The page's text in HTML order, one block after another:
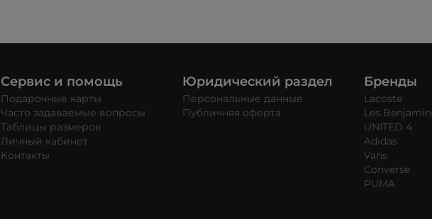
Сервис и помощь
Подарочные карты
Часто задаваемые вопросы
Таблицы размеров
Личный кабинет
Контакты
Юридический раздел
Персональные данные
Публичная оферта
Бренды
Lacoste
Les
UNITED 4
Adidas
Vans
Converse
PUMA